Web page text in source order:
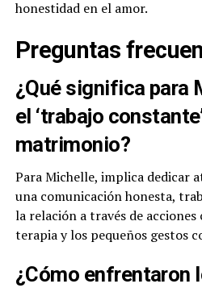
honestidad en el amor.
Preguntas
¿Qué significa para
el ‘trabajo
matrimonio?
Para Michelle, implica dedicar
una comunicación honesta,
la relación a través de
terapia y los pequeños gestos
¿Cómo enfrentaron